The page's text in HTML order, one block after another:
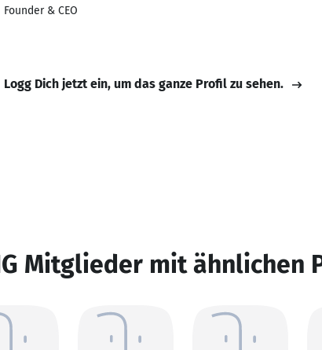
Founder & CEO
Logg Dich jetzt ein, um das ganze Profil zu sehen.
Mitglieder mit ähnlichen